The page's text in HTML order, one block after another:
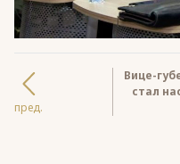
пред.
Вице-
стал